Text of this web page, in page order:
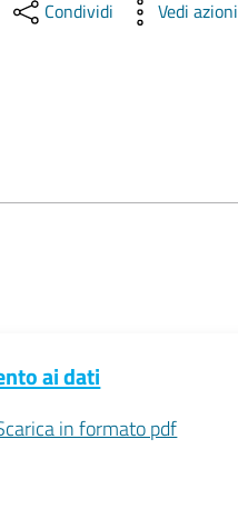
Condividi Vedi azioni
ai dati
in formato pdf